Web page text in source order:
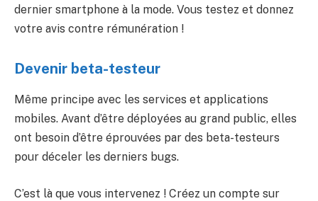
dernier smartphone à la mode. Vous testez et donnez
votre avis contre rémunération !
Devenir beta-testeur
Même principe avec les services et applications
mobiles. Avant d’être déployées au grand public, elles
ont besoin d’être éprouvées par des beta-testeurs
pour déceler les derniers bugs.
C’est là que vous intervenez ! Créez un compte sur